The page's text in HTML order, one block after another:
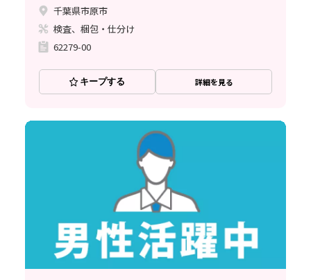
千葉県市原市
検査、梱包・仕分け
62279-00
キープする 詳細を見る